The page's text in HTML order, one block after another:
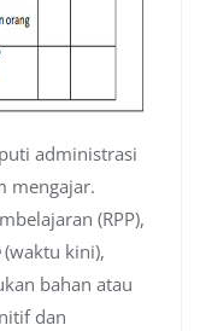
administrasi
mengajar.
(RPP),
(waktu kini),
bahan atau
dan